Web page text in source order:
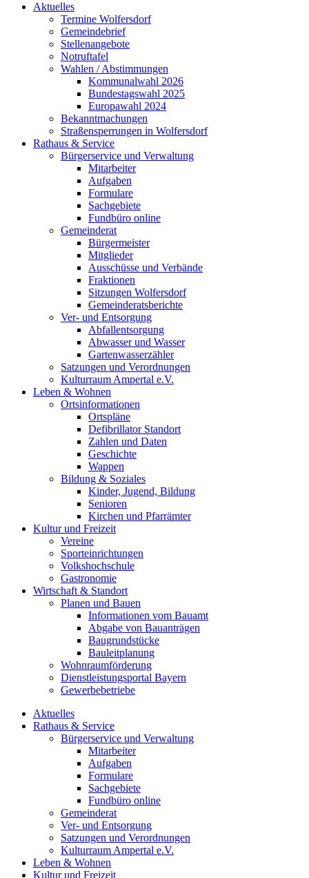
Aktuelles
Termine Wolfersdorf
Gemeindebrief
Stellenangebote
Notruftafel
Wahlen / Abstimmungen
Kommunalwahl 2026
Bundestagswahl 2025
Europawahl 2024
Bekanntmachungen
Straßensperrungen in Wolfersdorf
Rathaus & Service
Bürgerservice und Verwaltung
Mitarbeiter
Aufgaben
Formulare
Sachgebiete
Fundbüro online
Gemeinderat
Bürgermeister
Mitglieder
Ausschüsse und Verbände
Fraktionen
Sitzungen Wolfersdorf
Gemeinderatsberichte
Ver- und Entsorgung
Abfallentsorgung
Abwasser und Wasser
Gartenwasserzähler
Satzungen und Verordnungen
Kulturraum Ampertal e.V.
Leben & Wohnen
Ortsinformationen
Ortspläne
Defibrillator Standort
Zahlen und Daten
Geschichte
Wappen
Bildung & Soziales
Kinder, Jugend, Bildung
Senioren
Kirchen und Pfarrämter
Kultur und Freizeit
Vereine
Sporteinrichtungen
Volkshochschule
Gastronomie
Wirtschaft & Standort
Planen und Bauen
Informationen vom Bauamt
Abgabe von Bauanträgen
Baugrundstücke
Bauleitplanung
Wohnraumförderung
Dienstleistungsportal Bayern
Gewerbebetriebe
Aktuelles
Rathaus & Service
Bürgerservice und Verwaltung
Mitarbeiter
Aufgaben
Formulare
Sachgebiete
Fundbüro online
Gemeinderat
Ver- und Entsorgung
Satzungen und Verordnungen
Kulturraum Ampertal e.V.
Leben & Wohnen
Kultur und Freizeit